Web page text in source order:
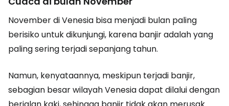
November di Venesia bisa menjadi bulan paling
berisiko untuk dikunjungi, karena banjir adalah yang
paling sering terjadi sepanjang tahun.
Namun, kenyataannya, meskipun terjadi banjir,
sebagian besar wilayah Venesia dapat dilalui dengan